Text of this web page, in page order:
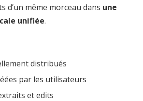
d’un même morceau dans une
unifiée.
distribués
par les utilisateurs
et edits